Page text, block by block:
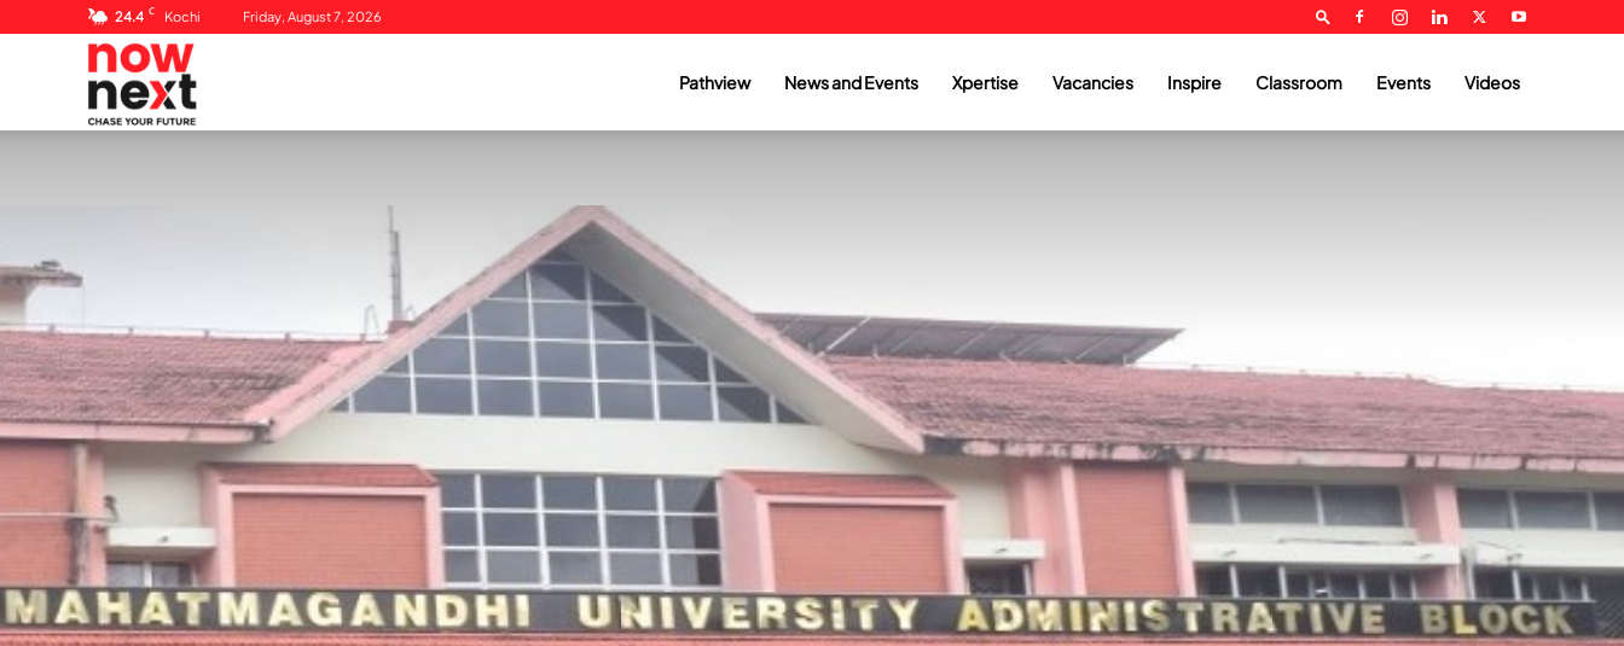
24.4 C Kochi Friday, August 7, 2026
Pathview News and Events Xpertise Vacancies Inspire Classroom Events Videos